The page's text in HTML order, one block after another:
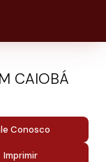
CAIOBÁ
Conosco
Imprimir